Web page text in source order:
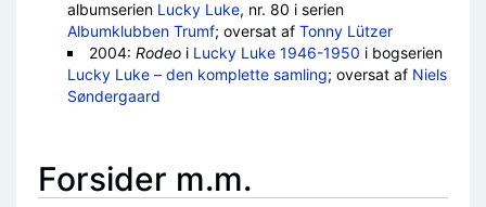
albumserien Lucky Luke, nr. 80 i serien
Albumklubben Trumf; oversat af Tonny Lützer
2004: Rodeoi Lucky Luke 1946-1950 i bogserien
Lucky Luke – den komplette samling; oversat af Niels
Søndergaard
Forsider m.m.